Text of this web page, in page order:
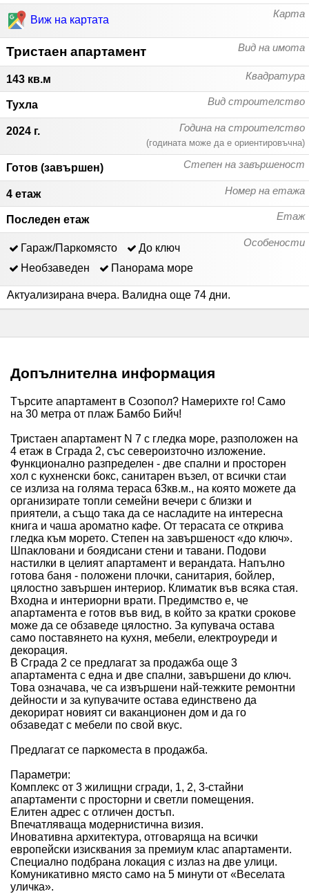
Карта
Виж на картата
Вид на имота
Тристаен апартамент
Квадратура
143 кв.м
Вид строителство
Тухла
Година на строителство
2024 г.
(годината може да е ориентировъчна)
Степен на завършеност
Готов (завършен)
Номер на етажа
4 етаж
Етаж
Последен етаж
Особености
Гараж/Паркомясто
До ключ
Необзаведен
Панорама море
Актуализирана вчера. Валидна още 74 дни.
Допълнителна информация
Търсите апартамент в Созопол? Намерихте го! Само
на 30 метра от плаж Бамбо Бийч!
Тристаен апартамент N 7 с гледка море, разположен на
4 етаж в Сграда 2, със североизточно изложение.
Функционално разпределен - две спални и просторен
хол с кухненски бокс, санитарен възел, от всички стаи
се излиза на голяма тераса 63кв.м., на която можете да
организирате топли семейни вечери с близки и
приятели, а също така да се насладите на интересна
книга и чаша ароматно кафе. От терасата се открива
гледка към морето. Степен на завършеност «до ключ».
Шпакловани и боядисани стени и тавани. Подови
настилки в целият апартамент и верандата. Напълно
готова баня - положени плочки, санитария, бойлер,
цялостно завършен интериор. Климатик във всяка стая.
Входна и интериорни врати. Предимство е, че
апартамента е готов във вид, в който за кратки срокове
може да се обзаведе цялостно. За купувача остава
само поставянето на кухня, мебели, електроуреди и
декорация.
В Сграда 2 се предлагат за продажба още 3
апартамента с една и две спални, завършени до ключ.
Това означава, че са извършени най-тежките ремонтни
дейности и за купувачите остава единствено да
декорират новият си ваканционен дом и да го
обзаведат с мебели по свой вкус.
Предлагат се паркоместа в продажба.
Параметри:
Комплекс от 3 жилищни сгради, 1, 2, 3-стайни
апартаменти с просторни и светли помещения.
Елитен адрес с отличен достъп.
Впечатляваща модернистична визия.
Иновативна архитектура, отговаряща на всички
европейски изисквания за премиум клас апартаменти.
Специално подбрана локация с излаз на две улици.
Комуникативно място само на 5 минути от «Веселата
уличка».